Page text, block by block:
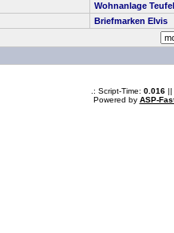
Wohnanlage
Briefmarken Elvis
.: Script-Time: 0.016||
Powered by ASP-